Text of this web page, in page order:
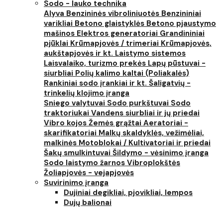
Sodo - lauko technika
Alyva Benzininės vibroliniuotės Benzininiai
varikliai Betono glaistyklės Betono pjaustymo
mašinos Elektros generatoriai Grandininiai
pjūklai Krūmapjovės / trimeriai Krūmapjovės,
aukštapjovės ir kt. Laistymo sistemos
Laisvalaiko, turizmo prekės Lapų pūstuvai -
siurbliai Polių kalimo kaltai (Poliakalės)
Rankiniai sodo įrankiai ir kt. Šaligatvių -
trinkelių klojimo įranga
Sniego valytuvai Sodo purkštuvai Sodo
traktoriukai Vandens siurbliai ir jų priedai
Vibro kojos Žemės grąžtai Aeratoriai -
skarifikatoriai Malkų skaldyklės, vežimėliai,
malkinės Motoblokai / Kultivatoriai ir priedai
Šakų smulkintuvai Šildymo - vėsinimo įranga
Sodo laistymo žarnos Vibroplokštės
Žoliapjovės - vejapjovės
Suvirinimo įranga
Dujiniai degikliai, pjovikliai, lempos
Dujų balionai